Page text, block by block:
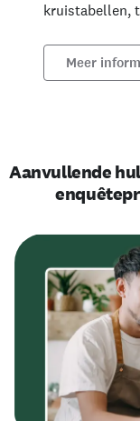
kruistabellen,
Meer
Aanvullende